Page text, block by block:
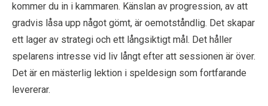
kommer du in i kammaren. Känslan av progression, av att
gradvis låsa upp något gömt, är oemotståndlig. Det skapar
ett lager av strategi och ett långsiktigt mål. Det håller
spelarens intresse vid liv långt efter att sessionen är över.
Det är en mästerlig lektion i speldesign som fortfarande
levererar.